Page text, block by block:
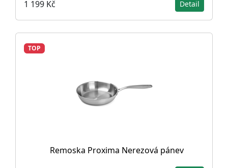
1 199 Kč Detail
TOP
Remoska Proxima Nerezová pánev